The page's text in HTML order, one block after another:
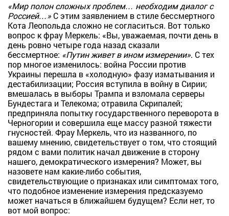
«Мир полон сложных проблем… необходим диалог с
Россией…» С этим заявлением в стиле бессмертного
Кота Леопольда сложно не согласиться. Вот только
вопрос к фрау Меркель: «Вы, уважаемая, почти день в
день ровно четыре года назад сказали
бессмертное: «Путин живет в ином измерении». С тех
пор многое изменилось: война России против
Украины перешла в «холодную» фазу изматывания и
дестабилизации; Россия вступила в войну в Сирии;
вмешалась в выборы Трампа и взломала серверы
Бундестага и Телекома; отравила Скрипалей;
предприняла попытку государственного переворота в
Черногории и совершила еще массу разной тяжести
гнусностей. Фрау Меркель, что из названного, по
вашему мнению, свидетельствует о том, что стоящий
рядом с вами политик начал движение в сторону
нашего, демократического измерения? Может, вы
назовете нам какие-либо события,
свидетельствующие о признаках или симптомах того,
что подобное изменение измерения предсказуемо
может начаться в ближайшем будущем? Если нет, то
вот мой вопрос: